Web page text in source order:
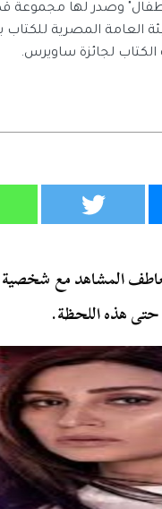
وصدر لها مجموعة
العامة المصرية للكتاب
لجائزة ساويرس.
المشاهد مع شخصية
هذه اللحظة.